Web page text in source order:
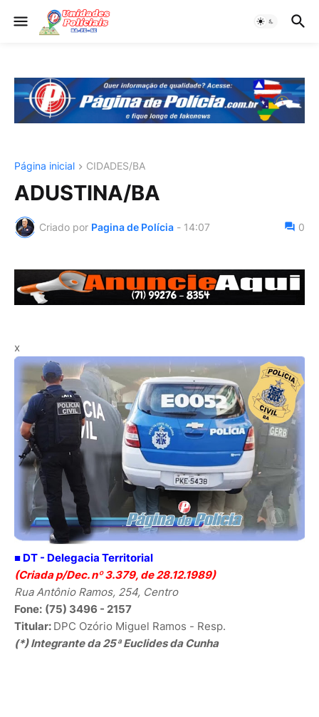
Página inicial CIDADES/BA
ADUSTINA/BA
Criado por Pagina de Polícia - 14:07 0
x
■ DT - Delegacia Territorial
(Criada p/Dec. nº 3.379, de 28.12.1989)
Rua Antônio Ramos, 254, Centro
Fone: (75) 3496 - 2157
Titular: DPC Ozório Miguel Ramos - Resp.
(*) Integrante da 25ª Euclides da Cunha